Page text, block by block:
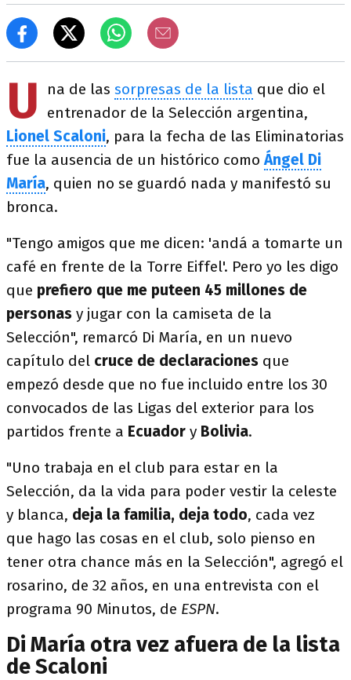
U na de las sorpresas de la lista que dio el
entrenador de la Selección argentina,
Lionel Scaloni, para la fecha de las Eliminatorias
fue la ausencia de un histórico comoÁngel Di
María, quien no se guardó nada y manifestó su
bronca.
"Tengo amigos que me dicen: 'andá a tomarte un
café en frente de la Torre Eiffel'. Pero yo les digo
que prefiero que me puteen 45 millones de
personas y jugar con la camiseta de la
Selección", remarcó Di María, en un nuevo
capítulo del cruce de declaraciones que
empezó desde que no fue incluido entre los 30
convocados de las Ligas del exterior para los
partidos frente a Ecuador y Bolivia.
"Uno trabaja en el club para estar en la
Selección, da la vida para poder vestir la celeste
y blanca, deja la familia, deja todo, cada vez
que hago las cosas en el club, solo pienso en
tener otra chance más en la Selección", agregó el
rosarino, de 32 años, en una entrevista con el
programa 90 Minutos, de ESPN.
Di María otra vez afuera de la lista
de Scaloni